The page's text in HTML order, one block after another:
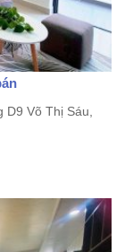
Võ Thị Sáu,